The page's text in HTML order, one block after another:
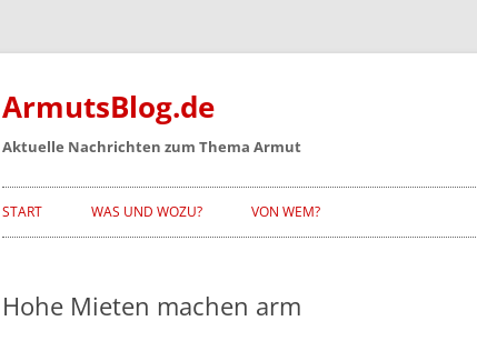
Zum
ArmutsBlog.de
Aktuelle Nachrichten zum Thema Armut
START WAS UND WOZU? VON WEM?
Hohe Mieten machen arm